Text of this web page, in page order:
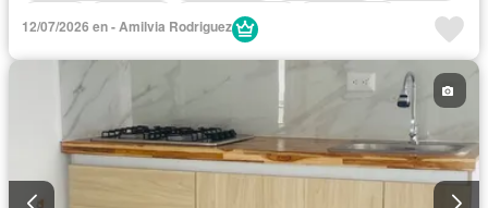
Cocina integral
Piscina
Vista panorámica
12/07/2026 en - Amilvia Rodriguez